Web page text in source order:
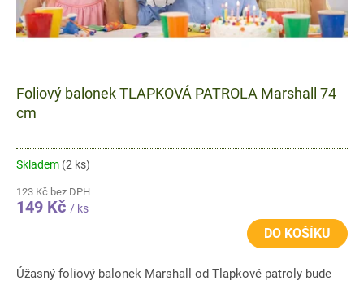
Foliový balonek TLAPKOVÁ PATROLA Marshall 74
cm
Skladem (2 ks)
123 Kč bez DPH
149 Kč / ks
DO KOŠÍKU
Úžasný foliový balonek Marshall od Tlapkové patroly bude